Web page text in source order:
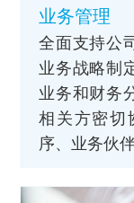
业务管理
全面支持公
业务战略制
业务和财务
相关方密切
序、业务伙